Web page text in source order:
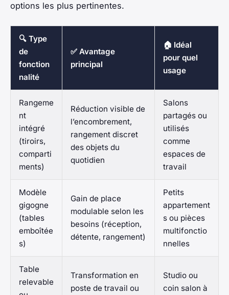
options les plus pertinentes.
🔍 Type
de
fonction
nalité
✅ Avantage
principal
🏠 Idéal
pour quel
usage
Rangeme
nt
intégré
(tiroirs,
comparti
ments)
Réduction visible de
l’encombrement,
rangement discret
des objets du
quotidien
Salons
partagés ou
utilisés
comme
espaces de
travail
Modèle
gigogne
(tables
emboîtée
s)
Gain de place
modulable selon les
besoins (réception,
détente, rangement)
Petits
appartement
s ou pièces
multifonctio
nnelles
Table
relevable
Transformation en
poste de travail ou
Studio ou
coin salon à